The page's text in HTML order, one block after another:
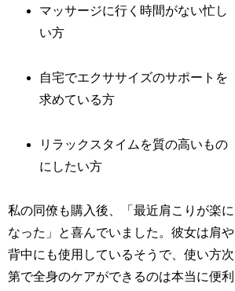
マッサージに行く時間がない忙し
い方
自宅でエクササイズのサポートを
求めている方
リラックスタイムを質の高いもの
にしたい方
私の同僚も購入後、「最近肩こりが楽に
なった」と喜んでいました。彼女は肩や
背中にも使用しているそうで、使い方次
第で全身のケアができるのは本当に便利